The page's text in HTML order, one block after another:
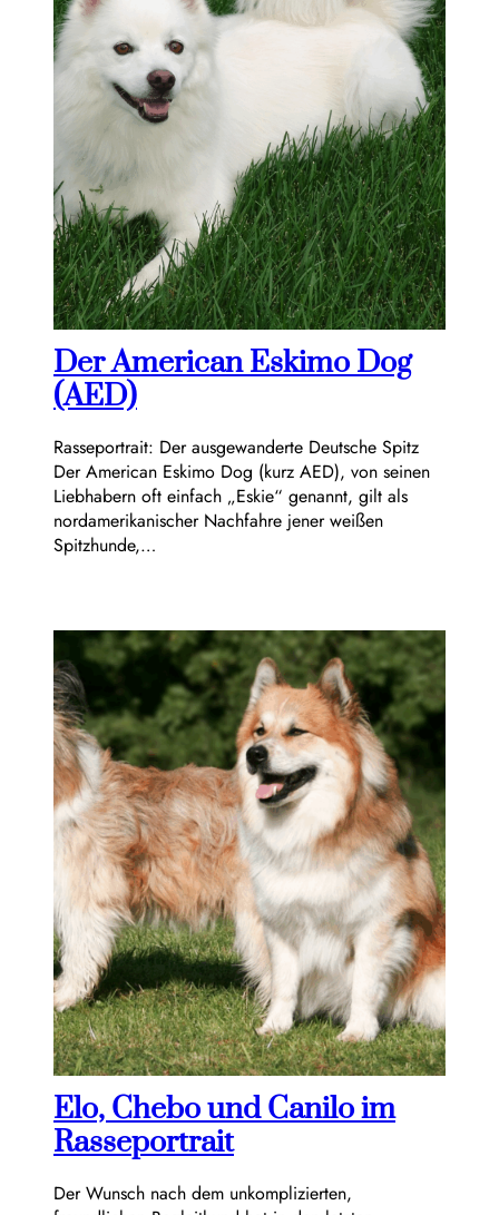
Der American Eskimo Dog
(AED)
Rasseportrait: Der ausgewanderte Deutsche Spitz
Der American Eskimo Dog (kurz AED), von seinen
Liebhabern oft einfach „Eskie“ genannt, gilt als
nordamerikanischer Nachfahre jener weißen
Spitzhunde,…
Elo, Chebo und Canilo im
Rasseportrait
Der Wunsch nach dem unkomplizierten,